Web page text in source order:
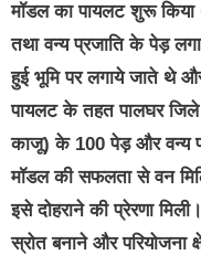
मॉडल का पायलट शुरू किया
तथा वन्‍य प्रजाति के पेड़
हुई भूमि पर लगाये जाते थे
पायलट के तहत पालघर
काजू) के 100 पेड़ और वन्‍य
मॉडल की सफलता सेवन
इसे दोहराने की प्रेरणा
स्रोत बनाने और परियोजना